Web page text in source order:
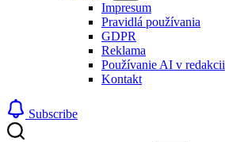
Impresum
Pravidlá používania
GDPR
Reklama
Používanie AI v redakcii
Kontakt
Subscribe